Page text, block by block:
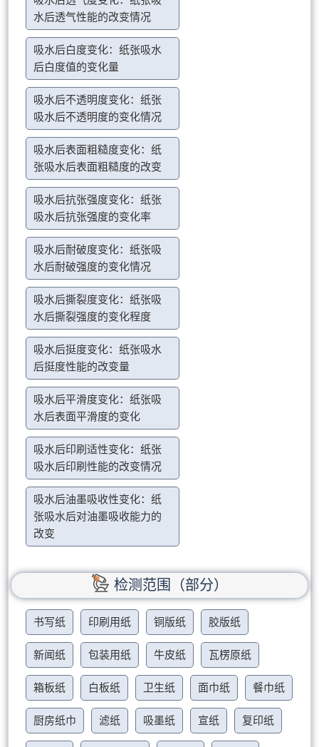
水后透气性能的改变情况
吸水后白度变化：纸张吸水
后白度值的变化量
吸水后不透明度变化：纸张
吸水后不透明度的变化情况
吸水后表面粗糙度变化：纸
张吸水后表面粗糙度的改变
吸水后抗张强度变化：纸张
吸水后抗张强度的变化率
吸水后耐破度变化：纸张吸
水后耐破强度的变化情况
吸水后撕裂度变化：纸张吸
水后撕裂强度的变化程度
吸水后挺度变化：纸张吸水
后挺度性能的改变量
吸水后平滑度变化：纸张吸
水后表面平滑度的变化
吸水后印刷适性变化：纸张
吸水后印刷性能的改变情况
吸水后油墨吸收性变化：纸
张吸水后对油墨吸收能力的
改变
检测范围（部分）
书写纸 印刷用纸 铜版纸 胶版纸
新闻纸 包装用纸 牛皮纸 瓦楞原纸
箱板纸 白板纸 卫生纸 面巾纸 餐巾纸
厨房纸巾 滤纸 吸墨纸 宣纸 复印纸